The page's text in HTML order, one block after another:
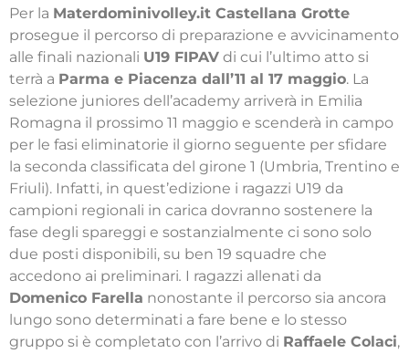
Per la Materdominivolley.it Castellana Grotte
prosegue il percorso di preparazione e avvicinamento
alle finali nazionali U19 FIPAV di cui l’ultimo atto si
terrà a Parma e Piacenza dall’11 al 17 maggio. La
selezione juniores dell’academy arriverà in Emilia
Romagna il prossimo 11 maggio e scenderà in campo
per le fasi eliminatorie il giorno seguente per sfidare
la seconda classificata del girone 1 (Umbria, Trentino e
Friuli). Infatti, in quest’edizione i ragazzi U19 da
campioni regionali in carica dovranno sostenere la
fase degli spareggi e sostanzialmente ci sono solo
due posti disponibili, su ben 19 squadre che
accedono ai preliminari. I ragazzi allenati da
Domenico Farella nonostante il percorso sia ancora
lungo sono determinati a fare bene e lo stesso
gruppo si è completato con l’arrivo di Raffaele Colaci,